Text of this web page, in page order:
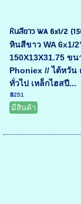
หินสีขาว WA 6x1/2
หินสีขาว WA 6x1/
150X13X31.75 ข
Phoniex // ไต้หวัน
ทั่วไป เหล็กไฮสปี...
฿251
มีสินค้า